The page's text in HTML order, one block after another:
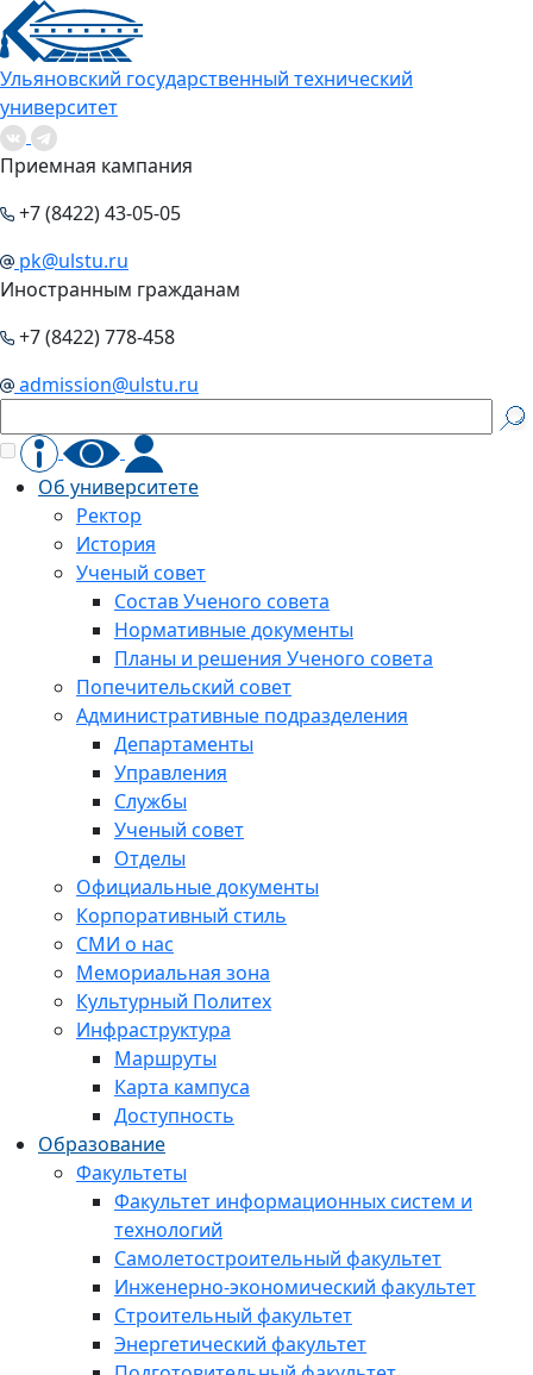
Ульяновский государственный технический
университет
Приемная кампания
+7 (8422) 43-05-05
pk@ulstu.ru
Иностранным гражданам
+7 (8422) 778-458
admission@ulstu.ru
Об университете
Ректор
История
Ученый совет
Состав Ученого совета
Нормативные документы
Планы и решения Ученого совета
Попечительский совет
Административные подразделения
Департаменты
Управления
Службы
Ученый совет
Отделы
Официальные документы
Корпоративный стиль
СМИ о нас
Мемориальная зона
Культурный Политех
Инфраструктура
Маршруты
Карта кампуса
Доступность
Образование
Факультеты
Факультет информационных систем и
технологий
Самолетостроительный факультет
Инженерно-экономический факультет
Строительный факультет
Энергетический факультет